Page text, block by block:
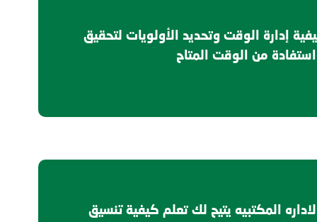
إدارة الوقت وتحديد الأولويات لتحقيق
من الوقت المتاح
المكتبيه يتيح لك تعلم كيفية تنسيق